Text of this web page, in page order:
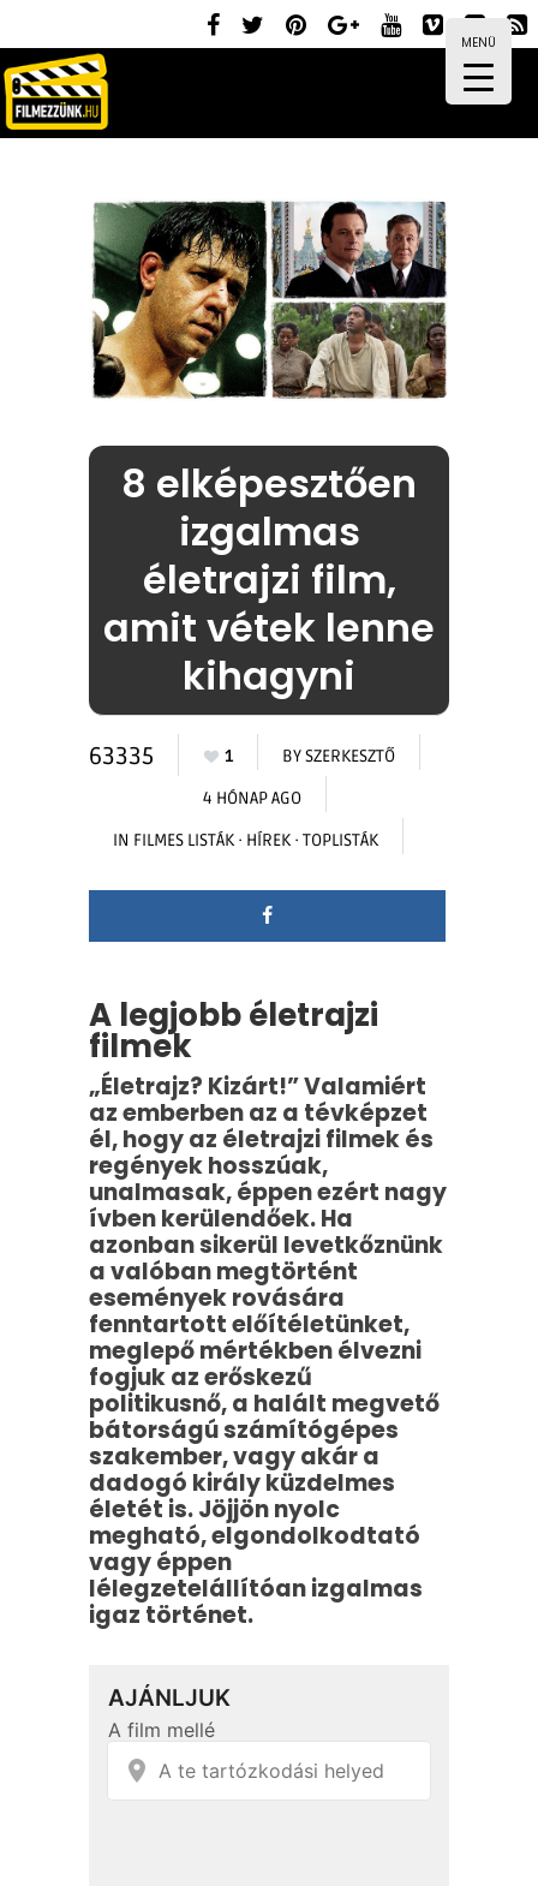
MENÜ
8 elképesztően
izgalmas
életrajzi film,
amit vétek lenne
kihagyni
63335 1 BYSZERKESZTŐ
4 HÓNAP AGO
IN FILMES LISTÁK · HÍREK · TOPLISTÁK
A legjobb életrajzi
filmek
„Életrajz? Kizárt!” Valamiért
az emberben az a tévképzet
él, hogy az életrajzi filmek és
regények hosszúak,
unalmasak, éppen ezért nagy
ívben kerülendőek. Ha
azonban sikerül levetkőznünk
a valóban megtörtént
események rovására
fenntartott előítéletünket,
meglepő mértékben élvezni
fogjuk az erőskezű
politikusnő, a halált megvető
bátorságú számítógépes
szakember, vagy akár a
dadogó király küzdelmes
életét is. Jöjjön nyolc
megható, elgondolkodtató
vagy éppen
lélegzetelállítóan izgalmas
igaz történet.